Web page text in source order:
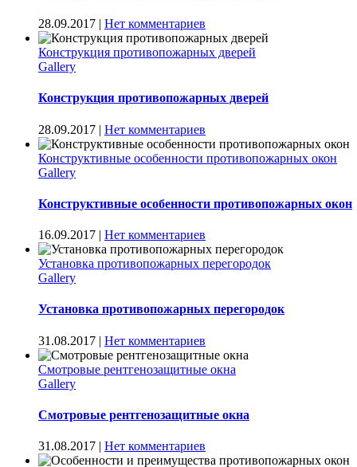
28.09.2017 | Нет комментариев
Конструкция противопожарных дверей
Gallery
Конструкция противопожарных дверей
28.09.2017 | Нет комментариев
Конструктивные особенности противопожарных окон
Gallery
Конструктивные особенности противопожарных окон
16.09.2017 | Нет комментариев
Установка противопожарных перегородок
Gallery
Установка противопожарных перегородок
31.08.2017 | Нет комментариев
Смотровые рентгенозащитные окна
Gallery
Смотровые рентгенозащитные окна
31.08.2017 | Нет комментариев